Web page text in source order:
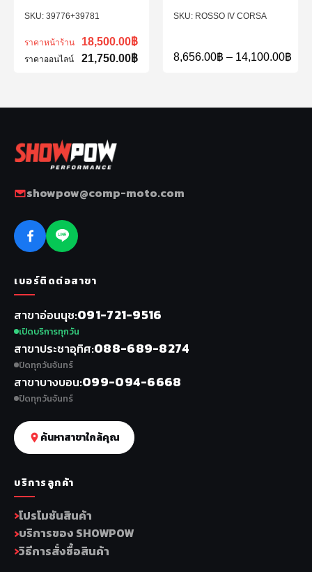
39776+39781
ราคาหน้าร้าน 18,500.00฿
ราคาออนไลน์ 21,750.00฿
ROSSO IV CORSA
8,656.00฿ – 14,100.00฿
showpow@comp-moto.com
เบอร์ติดต่อสาขา
สาขาอ่อนนุช 091-721-9516
เปิดบริการทุกวัน
สาขาประชาอุทิศ 088-689-8274
ปิดทุกวันจันทร์
สาขาบางบอน 099-094-6668
ปิดทุกวันจันทร์
ค้นหาสาขาใกล้คุณ
บริการลูกค้า
โปรโมชันสินค้า
บริการของ SHOWPOW
วิธีการสั่งซื้อสินค้า